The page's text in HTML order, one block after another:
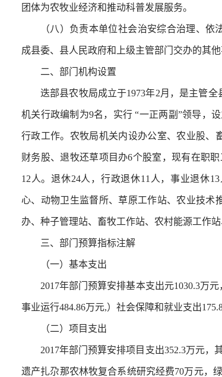
团体为农牧业经济和推动科普发展服务。
（八）负责本单位社会治安综合治理、
成县委、县人民政府和上级主管部门交办的其他
二、部门机构设置
迭部县农牧局成立于1973年2月，是主管
机关行政编制为9名，实行 “一正两副”领导，
行政工作。农牧局机关内设办公室、农业股、
财务股、退牧还草项目办6个股室，现有在职
12人。退休24人，行政退休11人，事业退休
心、动物卫生监督所、草原工作站、农业技术
办、种子管理站、畜牧工作站、农村能源工作
三、部门预算指标注解
（一）基本支出
2017年部门预算安排基本支出元1030.3万
事业运行484.86万元,）社会保障和就业支出175.8
（二）项目支出
2017年部门预算安排项目支出352.3万元
遗产扎尕那农林牧复合系统研究经费70万元，